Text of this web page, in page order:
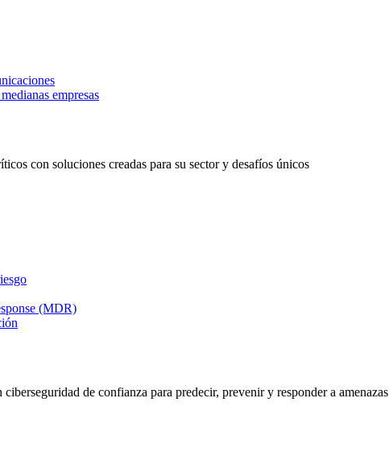
empresas
con soluciones creadas para su sector y desafíos únicos
(MDR)
de confianza para predecir, prevenir y responder a amenazas